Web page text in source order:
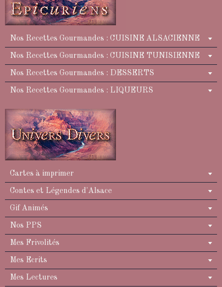
Nos Recettes Gourmandes : CUISINE ALSACIENNE
Nos Recettes Gourmandes : CUISINE TUNISIENNE
Nos Recettes Gourmandes : DESSERTS
Nos Recettes Gourmandes : LIQUEURS
Cartes à imprimer
Contes et Légendes d'Alsace
Gif Animés
Nos PPS
Mes Frivolités
Mes Ecrits
Mes Lectures